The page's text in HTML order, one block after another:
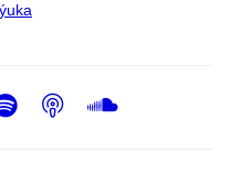
Spotify
Podcast